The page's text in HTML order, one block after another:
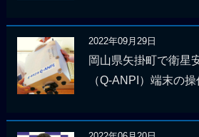
2022年09月29日
岡山県矢掛町で衛星
（Q-ANPI）端末の